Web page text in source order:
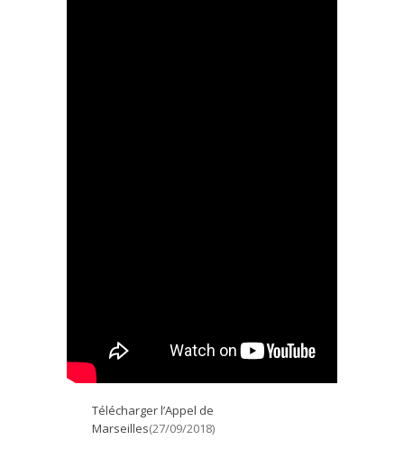
Télécharger l’Appel de
Marseilles(27/09/2018)